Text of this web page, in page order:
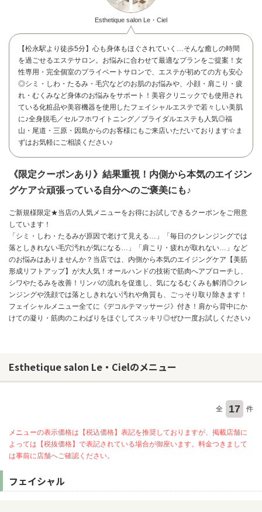
お問い合わせ
Esthetique salon Le・Ciel
【松永駅より徒歩5分】心も身体もほぐされていく…そんな癒しの時間
を過ごせるエステサロン。お悩みに合わせて最適なプランをご提案！女
性専用・完全個室のプライベートサロンで、エステが初めての方も安心
◎シミ・しわ・たるみ・毛穴などのお肌のお悩みや、小顔・肩こり・疲
れ・むくみなど身体のお悩みをサポート！美容クリニックでも使用され
ている化粧品や美容機器を使用したフェイシャルエステで若々しい美肌
に♪全身脱毛／セルフホワイトニング／ブライダルエステも人気◎福
山・尾道・三原・因島からのお客様にもご来店いただいております☆ま
ずはお気軽にご相談ください♪
《限定クーポンあり》結果重視！内側から本気のエイジン
グケア☆頑張っている自分へのご褒美にも♪
ご新規様限定★当店の人気メニューをお得にお試しできるクーポンをご用意
しています！
「シミ・しわ・たるみが原因で老けて見える…」「毎日のクレンジングでは
落としきれない毛穴汚れが気になる…」「肩こり・疲れが取れない…」など
のお悩みはありませんか？当店では、内側から本気のエイジングケア【美筋
形成リフトアップ】が大人気！オールハンドの技術で筋肉へアプローチし、
シワやたるみを改善！リンパの流れを促進し、気になるむくみも解消◎クレ
ンジングや洗顔では落としきれない汚れや角質も、ごっそり取り除きます！
フェイシャルメニュー全てに《デコルテマッサージ》付き！肩から背中にか
けての凝り・筋肉のこわばりをほぐしてスッキリ◎ぜひ一度お試しください♪
Esthetique salon Le・Cielのメニュー
全 17 件
メニューの表示価格は【税込価格】表記を推奨しておりますが、掲載店舗に
よっては【税抜価格】で表記されている場合が御座います。料金つきまして
は事前に店舗へご確認ください。
フェイシャル